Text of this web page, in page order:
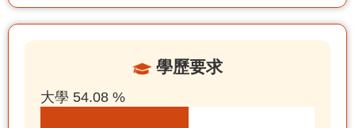
學歷要求
大學 54.08 %